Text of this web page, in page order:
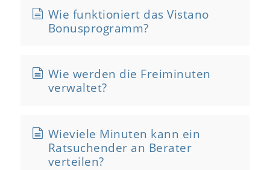
Wie funktioniert das Vistano
Bonusprogramm?
Wie werden die Freiminuten
verwaltet?
Wieviele Minuten kann ein
Ratsuchender an Berater
verteilen?